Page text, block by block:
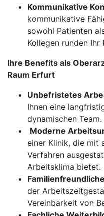
Kommunikative
kommunikative
sowohl Patienten
Kollegen runden Ihr
Ihre Benefits als
Raum Erfurt
Unbefristetes
Ihnen eine
dynamischen Team.
Moderne
einer Klinik, die mit
Verfahren
Arbeitsklima bietet.
der
Vereinbarkeit von